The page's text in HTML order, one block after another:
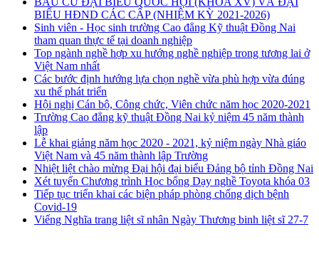
BIỂU HĐND CÁC CẤP (NHIỆM KỲ 2021-2026)
Sinh viên - Học sinh trường Cao đẳng Kỹ thuật Đồng Nai
tham quan thực tế tại doanh nghiệp
Top ngành nghề hợp xu hướng nghề nghiệp trong tương lai ở
Việt Nam nhất
Các bước định hướng lựa chọn nghề vừa phù hợp vừa đúng
xu thế phát triển
Hội nghị Cán bộ, Công chức, Viên chức năm học 2020-2021
Trường Cao đẳng kỹ thuật Đồng Nai kỷ niệm 45 năm thành
lập
Lễ khai giảng năm học 2020 - 2021, kỷ niệm ngày Nhà giáo
Việt Nam và 45 năm thành lập Trường
Nhiệt liệt chào mừng Đại hội đại biểu Đảng bộ tỉnh Đồng Nai
Xét tuyển Chương trình Học bổng Dạy nghề Toyota khóa 03
Tiếp tục triển khai các biện pháp phòng chống dịch bệnh
Covid-19
Viếng Nghĩa trang liệt sĩ nhân Ngày Thương binh liệt sĩ 27-7